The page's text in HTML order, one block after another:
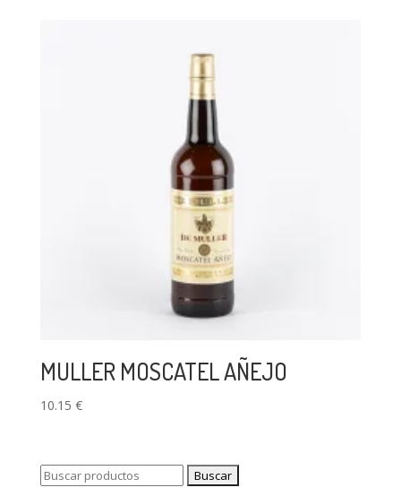
MULLER MOSCATEL AÑEJO
10.15 €
Buscar: